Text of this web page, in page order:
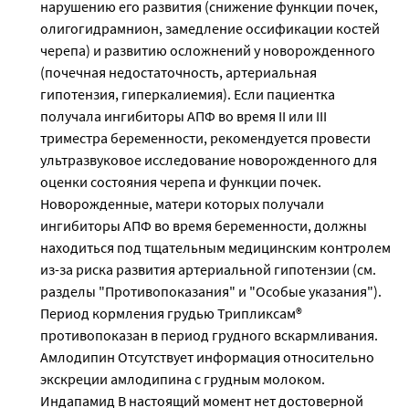
нарушению его развития (снижение функции почек,
олигогидрамнион, замедление оссификации костей
черепа) и развитию осложнений у новорожденного
(почечная недостаточность, артериальная
гипотензия, гиперкалиемия). Если пациентка
получала ингибиторы АПФ во время II или III
триместра беременности, рекомендуется провести
ультразвуковое исследование новорожденного для
оценки состояния черепа и функции почек.
Новорожденные, матери которых получали
ингибиторы АПФ во время беременности, должны
находиться под тщательным медицинским контролем
из-за риска развития артериальной гипотензии (см.
разделы "Противопоказания" и "Особые указания").
Период кормления грудью Трипликсам®
противопоказан в период грудного вскармливания.
Амлодипин Отсутствует информация относительно
экскреции амлодипина с грудным молоком.
Индапамид В настоящий момент нет достоверной